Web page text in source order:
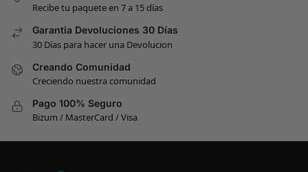
Recibe tu paquete en 7 a 15 días
Garantia Devoluciones 30 Días
30 Días para hacer una Devolucion
Creando Comunidad
Creciendo nuestra comunidad
Pago 100% Seguro
Bizum / MasterCard / Visa